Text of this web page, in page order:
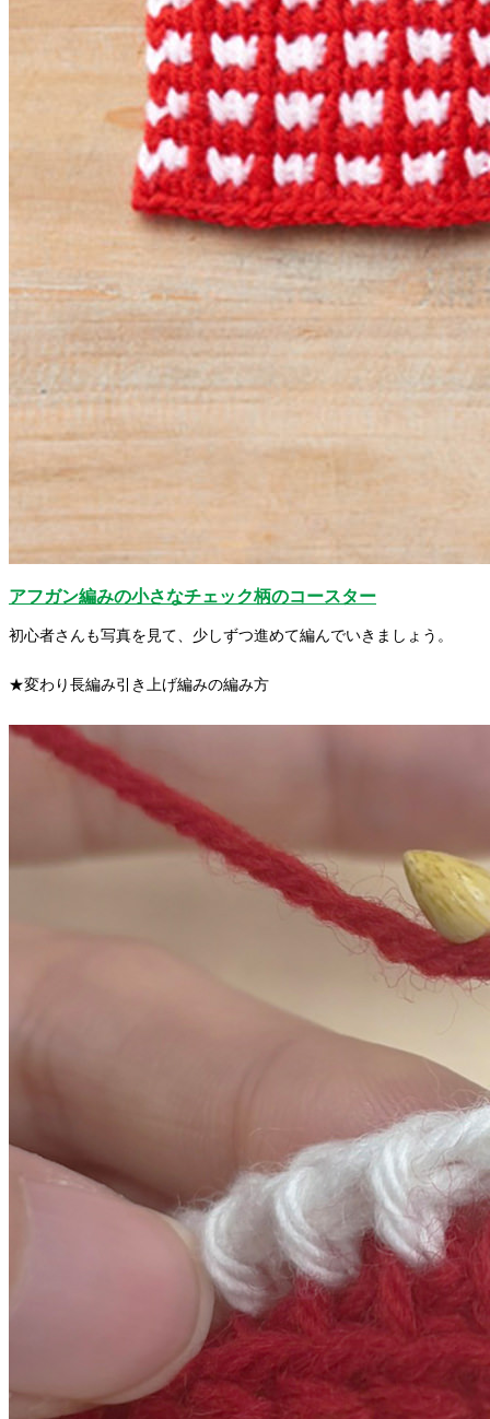
アフガン編みの小さなチェック柄のコースター
初心者さんも写真を見て、少しずつ進めて編んでいきましょう。
★変わり長編み引き上げ編みの編み方